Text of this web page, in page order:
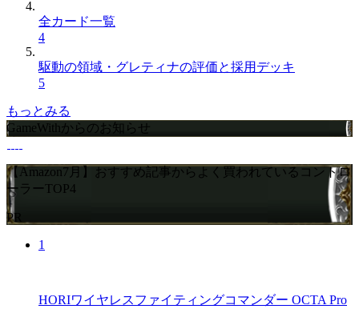
全カード一覧
4
駆動の領域・グレティナの評価と採用デッキ
5
もっとみる
GameWithからのお知らせ
【Amazon7月】おすすめ記事からよく買われているコントロ
ーラーTOP4
PR
1
HORIワイヤレスファイティングコマンダー OCTA Pro